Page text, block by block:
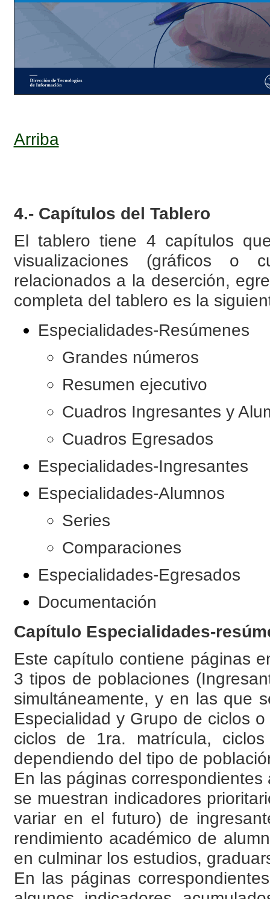
Arriba
4.- Capítulos del Tablero
El tablero tiene 4 capítulos
visualizaciones (gráficos o
relacionados a la deserción,
completa del tablero es la
Especialidades-Resúmenes
Grandes números
Resumen ejecutivo
Cuadros Ingresantes y
Cuadros Egresados
Especialidades-Ingresantes
Especialidades-Alumnos
Series
Comparaciones
Especialidades-Egresados
Documentación
Capítulo Especialidades-
Este capítulo contiene páginas
3 tipos de poblaciones
simultáneamente, y en las que
Especialidad y Grupo de ciclos
ciclos de 1ra. matrícula,
dependiendo del tipo de
En las páginas
se muestran indicadores
variar en el futuro) de
rendimiento académico de
en culminar los estudios,
En las páginas